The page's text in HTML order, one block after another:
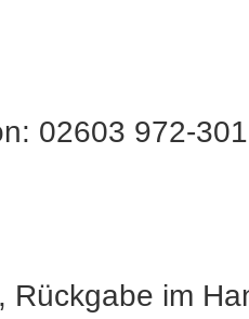
02603 972-301
Rückgabe im